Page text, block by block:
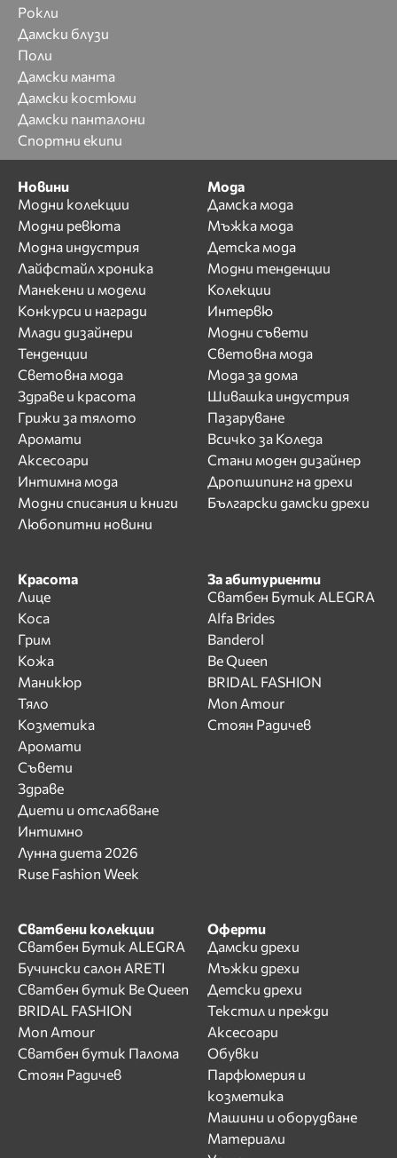
Рокли
Дамски блузи
Поли
Дамски манта
Дамски костюми
Дамски панталони
Спортни екипи
Новини
Модни колекции
Модни ревюта
Модна индустрия
Лайфстайл хроника
Манекени и модели
Конкурси и награди
Млади дизайнери
Тенденции
Световна мода
Здраве и красота
Грижи за тялото
Аромати
Аксесоари
Интимна мода
Модни списания и книги
Любопитни новини
Мода
Дамска мода
Мъжка мода
Детска мода
Модни тенденции
Колекции
Интервю
Модни съвети
Световна мода
Мода за дома
Шивашка индустрия
Пазаруване
Всичко за Коледа
Стани моден дизайнер
Дропшипинг на дрехи
Български дамски дрехи
Красота
Лице
Коса
Грим
Кожа
Маникюр
Тяло
Козметика
Аромати
Съвети
Здраве
Диети и отслабване
Интимно
Лунна диета 2026
Ruse Fashion Week
За абитуриенти
Сватбен Бутик ALEGRA
Alfa Brides
Banderol
Be Queen
BRIDAL FASHION
Mon Amour
Стоян Радичев
Сватбени колекции
Сватбен Бутик ALEGRA
Бучински салон ARETI
Сватбен бутик Be Queen
BRIDAL FASHION
Mon Amour
Сватбен бутик Палома
Стоян Радичев
Оферти
Дамски дрехи
Мъжки дрехи
Детски дрехи
Текстил и прежди
Аксесоари
Обувки
Парфюмерия и
козметика
Машини и оборудване
Материали